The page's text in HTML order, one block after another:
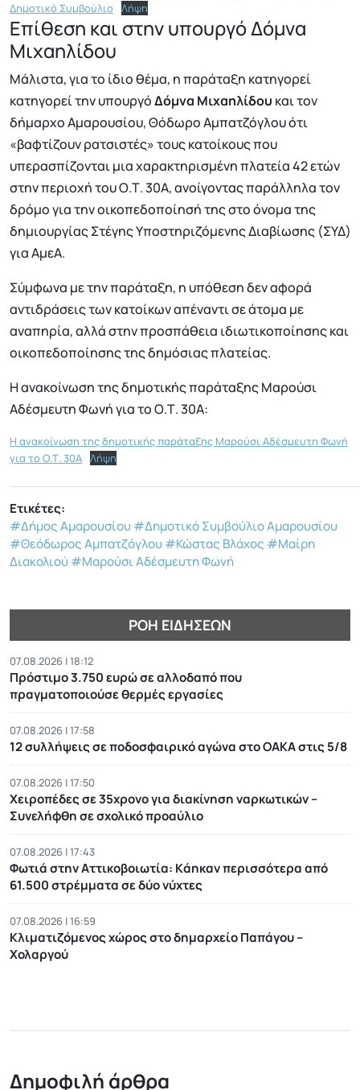
Δημοτικό Συμβούλιο
Λήψη
Επίθεση και στην υπουργό Δόμνα
Μιχαηλίδου
Μάλιστα, για το ίδιο θέμα, η παράταξη κατηγορεί
κατηγορεί την υπουργόΔόμνα Μιχαηλίδου και τον
δήμαρχο Αμαρουσίου, Θόδωρο Αμπατζόγλου ότι
«βαφτίζουν ρατσιστές» τους κατοίκους που
υπερασπίζονται μια χαρακτηρισμένη πλατεία 42 ετών
στην περιοχή του Ο.Τ. 30Α, ανοίγοντας παράλληλα τον
δρόμο για την οικοπεδοποίησή της στο όνομα της
δημιουργίας Στέγης Υποστηριζόμενης Διαβίωσης (ΣΥΔ)
για ΑμεΑ.
Σύμφωνα με την παράταξη, η υπόθεση δεν αφορά
αντιδράσεις των κατοίκων απέναντι σε άτομα με
αναπηρία, αλλά στην προσπάθεια ιδιωτικοποίησης και
οικοπεδοποίησης της δημόσιας πλατείας.
Η ανακοίνωση της δημοτικής παράταξης Μαρούσι
Αδέσμευτη Φωνή για το Ο.Τ. 30Α:
Η ανακοίνωση της δημοτικής παράταξης Μαρούσι Αδέσμευτη Φωνή
για το Ο.Τ. 30Α Λήψη
Ετικέτες:
#Δήμος Αμαρουσίου #Δημοτικό Συμβούλιο Αμαρουσίου
#Θεόδωρος Αμπατζόγλου #Κώστας Βλάχος #Μαίρη
Διακολιού #Μαρούσι Αδέσμευτη Φωνή
ΡΟΉ ΕΙΔΉΣΕΩΝ
07.08.2026 | 18:12
Πρόστιμο 3.750 ευρώ σε αλλοδαπό που
πραγματοποιούσε θερμές εργασίες
07.08.2026 | 17:58
12 συλλήψεις σε ποδοσφαιρικό αγώνα στο ΟΑΚΑ στις 5/8
07.08.2026 | 17:50
Χειροπέδες σε 35χρονο για διακίνηση ναρκωτικών –
Συνελήφθη σε σχολικό προαύλιο
07.08.2026 | 17:43
Φωτιά στην Αττικοβοιωτία: Kάηκαν περισσότερα από
61.500 στρέμματα σε δύο νύχτες
07.08.2026 | 16:59
Κλιματιζόμενος χώρος στο δημαρχείο Παπάγου –
Χολαργού
Δημοφιλή άρθρα